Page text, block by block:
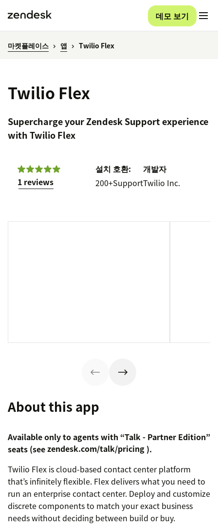
데모 보기
마켓플레이스 앱 Twilio Flex
Twilio Flex
Supercharge your Zendesk Support experience
with Twilio Flex
1 reviews
설치
200+
호환:
Support
개발자
Twilio Inc.
About this app
Available only to agents with “Talk - Partner Edition”
seats (seezendesk.com/talk/pricing ).
Twilio Flex is cloud-based contact center platform
that’s infinitely flexible. Flex delivers what you need to
run an enterprise contact center. Deploy and customize
discrete components to match your exact business
needs without deciding between build or buy.